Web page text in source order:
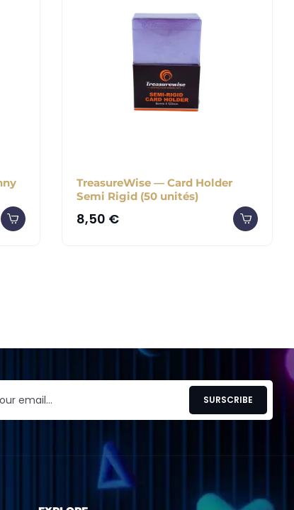
TreasureWise — Card Holder
Semi Rigid (50 unités)
8,50 €